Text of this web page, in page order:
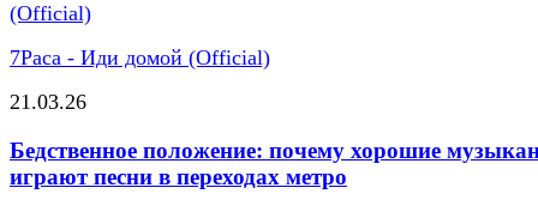
7Раса - Иди домой (Official)
21.03.26
Бедственное положение: почему хорошие
играют песни в переходах метро